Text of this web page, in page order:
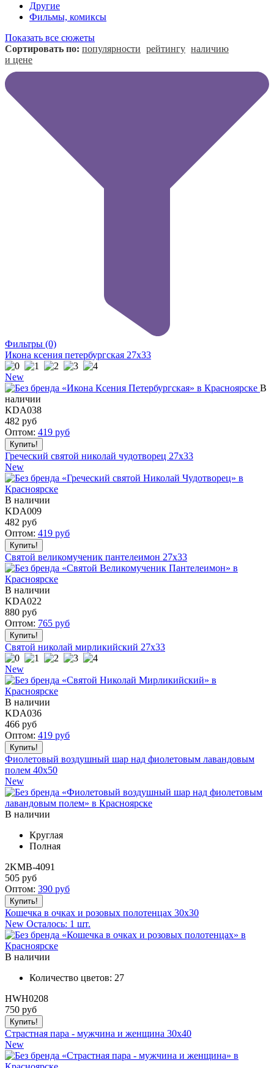
Другие
Фильмы, комиксы
Показать все сюжеты
Сортировать по: популярности рейтингу наличию
и цене
Фильтры (0)
Икона ксения петербургская 27x33
New
В
наличии
KDA038
482 руб
Оптом: 419 руб
Греческий святой николай чудотворец 27x33
New
В наличии
KDA009
482 руб
Оптом: 419 руб
Святой великомученик пантелеимон 27x33
В наличии
KDA022
880 руб
Оптом: 765 руб
Святой николай мирликийский 27x33
New
В наличии
KDA036
466 руб
Оптом: 419 руб
Фиолетовый воздушный шар над фиолетовым лавандовым
полем 40x50
New
В наличии
Круглая
Полная
2KMB-4091
505 руб
Оптом: 390 руб
Кошечка в очках и розовых полотенцах 30x30
New Осталось: 1 шт.
В наличии
Количество цветов: 27
HWH0208
750 руб
Страстная пара - мужчина и женщина 30x40
New